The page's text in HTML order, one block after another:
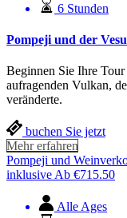
6 Stunden
Pompeji und der
Beginnen Sie Ihre
aufragenden Vulkan,
veränderte.
buchen Sie jetzt
Mehr erfahren
Pompeji und
inklusive Ab €715.50
Alle Ages